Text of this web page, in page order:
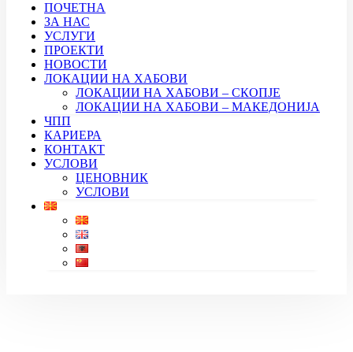
ПОЧЕТНА
ЗА НАС
УСЛУГИ
ПРОЕКТИ
НОВОСТИ
ЛОКАЦИИ НА ХАБОВИ
ЛОКАЦИИ НА ХАБОВИ – СКОПЈЕ
ЛОКАЦИИ НА ХАБОВИ – МАКЕДОНИЈА
ЧПП
КАРИЕРА
КОНТАКТ
УСЛОВИ
ЦЕНОВНИК
УСЛОВИ